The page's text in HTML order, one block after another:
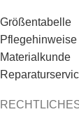
Größentabelle
Pflegehinweise
Materialkunde